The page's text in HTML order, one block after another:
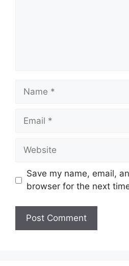
Name
Email
Website
Save my name, email,
browser for the next